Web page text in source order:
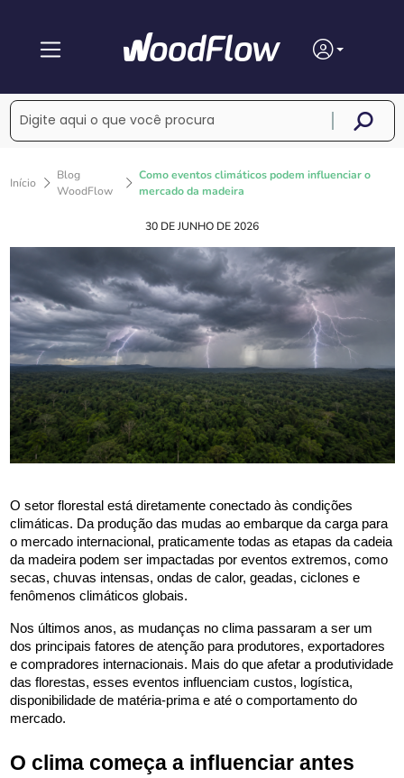
Início
Blog
WoodFlow
Como eventos climáticos podem influenciar o
mercado da madeira
30 DE JUNHO DE 2026
O setor florestal está diretamente conectado às condições
climáticas. Da produção das mudas ao embarque da carga para
o mercado internacional, praticamente todas as etapas da cadeia
da madeira podem ser impactadas por eventos extremos, como
secas, chuvas intensas, ondas de calor, geadas, ciclones e
fenômenos climáticos globais.
Nos últimos anos, as mudanças no clima passaram a ser um
dos principais fatores de atenção para produtores, exportadores
e compradores internacionais. Mais do que afetar a produtividade
das florestas, esses eventos influenciam custos, logística,
disponibilidade de matéria-prima e até o comportamento do
mercado.
O clima começa a influenciar antes